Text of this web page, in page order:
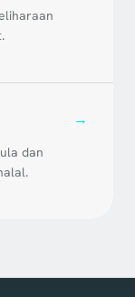
→
dan